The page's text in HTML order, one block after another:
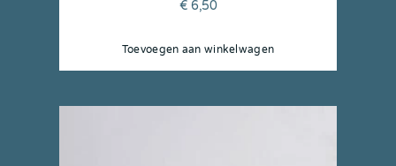
€ 6,50
Toevoegen aan winkelwagen